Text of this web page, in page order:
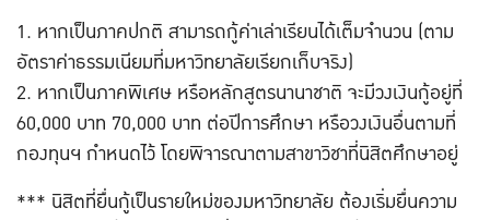
หากเป็นภาคปกติ สามารถกู้ค่าเล่าเรียนได้เต็มจำนวน (ตาม
อัตราค่าธรรมเนียมที่มหาวิทยาลัยเรียกเก็บจริง)
หากเป็นภาคพิเศษ หรือหลักสูตรนานาชาติ จะมีวงเงินกู้อยู่ที่
60,000 บาท 70,000 บาท ต่อปีการศึกษา หรือวงเงินอื่นตามที่
กองทุนฯ กำหนดไว้ โดยพิจารณาตามสาขาวิชาที่นิสิตศึกษาอยู่
*** นิสิตที่ยื่นกู้เป็นรายใหม่ของมหาวิทยาลัย ต้องเริ่มยื่นความ